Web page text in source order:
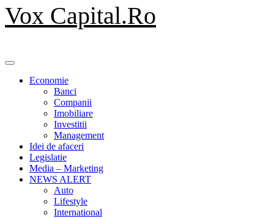
Skip
to
content
Vox Capital.Ro
Primary
Economie
Banci
Companii
Imobiliare
Investitii
Management
Idei de afaceri
Legislatie
Media – Marketing
NEWS ALERT
Auto
Lifestyle
International